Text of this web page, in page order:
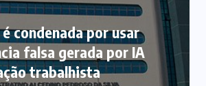
condenada por usar
falsa gerada por IA
trabalhista